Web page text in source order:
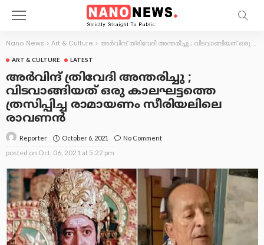
Nano News > Art & Culture > അര്‍വിന്ദ് ത്രിവേദി അന്തരിച്ചു ; വിടവാങ്ങിയത് ഒരു കാലഘട്ടത്തെ ത്രസിപ്പിച്ച രാമായണം സീരിയലിലെ രാവണന്‍
ART & CULTURE LATEST
അര്‍വിന്ദ് ത്രിവേദി അന്തരിച്ചു ;
വിടവാങ്ങിയത് ഒരു കാലഘട്ടത്തെ
ത്രസിപ്പിച്ച രാമായണം സീരിയലിലെ
രാവണന്‍
Reporter October 6, 2021 No Comment
posted on Oct. 06, 2021 at 5:22 pm